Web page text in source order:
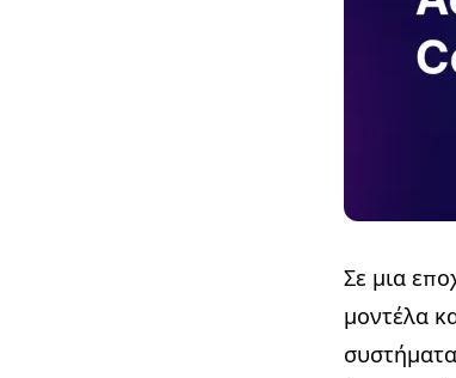
Σε μια
μοντέλα